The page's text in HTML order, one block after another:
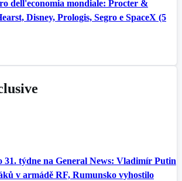
dell'economia mondiale: Procter &
Disney, Prologis, Segro e SpaceX (5
týdne na General News: Vladimír Putin
v armádě RF, Rumunsko vyhostilo